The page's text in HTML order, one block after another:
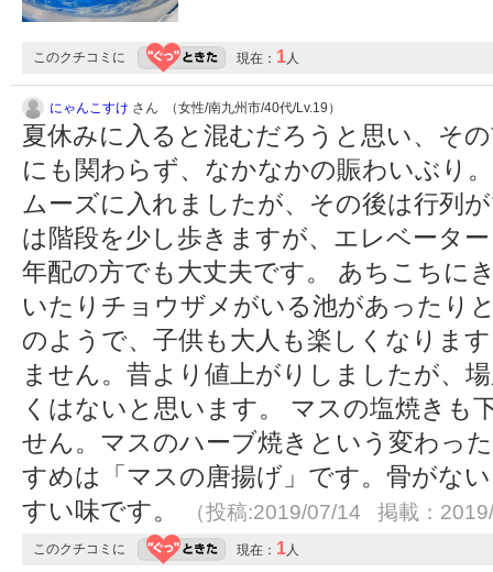
このクチコミに 現在： 1人
にゃんこすけ さん （女性/南九州市/40代/Lv.19）
夏休みに入ると混むだろうと思い、そ
にも関わらず、なかなかの賑わいぶり
ムーズに入れましたが、その後は行列
は階段を少し歩きますが、エレベータ
年配の方でも大丈夫です。 あちこちに
いたりチョウザメがいる池があったり
のようで、子供も大人も楽しくなりま
ません。昔より値上がりしましたが、
くはないと思います。 マスの塩焼きも
せん。マスのハーブ焼きという変わっ
すめは「マスの唐揚げ」です。骨がな
すい味です。
（投稿:2019/07/14 掲載：
このクチコミに 現在： 1人